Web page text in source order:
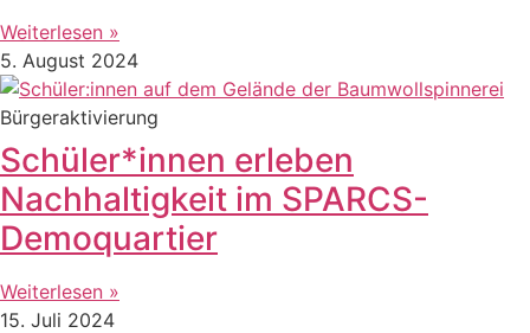
Weiterlesen »
5. August 2024
Bürgeraktivierung
Schüler*innen erleben
Nachhaltigkeit im SPARCS-
Demoquartier
Weiterlesen »
15. Juli 2024